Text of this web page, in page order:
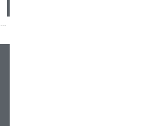
Χειροποίητη λαμπάδα για αγόρια ποδόσφαιρο -φανέλα ΑΕΚ με όνομα και νούμερο